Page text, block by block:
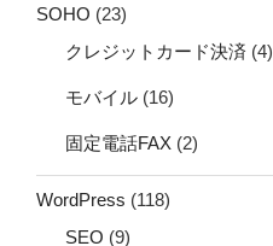
SOHO (23)
クレジットカード決済 (4)
モバイル (16)
固定電話FAX (2)
WordPress (118)
SEO (9)